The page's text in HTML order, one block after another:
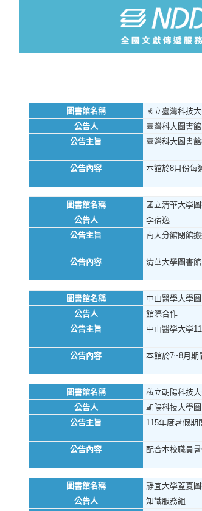
圖書館名稱 國立臺灣科技
公告人
臺灣科大圖書館
公告主旨
臺灣科大圖書
公告內容 本館於8月份每
圖書館名稱 國立清華大學
公告人
李宿逸
公告主旨
南大分館閉館
公告內容 清華大學圖書
圖書館名稱 中山醫學大學
公告人
館際合作
公告主旨
中山醫學大學
公告內容 本館於7~8月期
圖書館名稱 私立朝陽科技
公告人
朝陽科技大學
公告主旨
115年度暑假期
公告內容 配合本校職員
圖書館名稱 靜宜大學蓋夏
公告人
知識服務組